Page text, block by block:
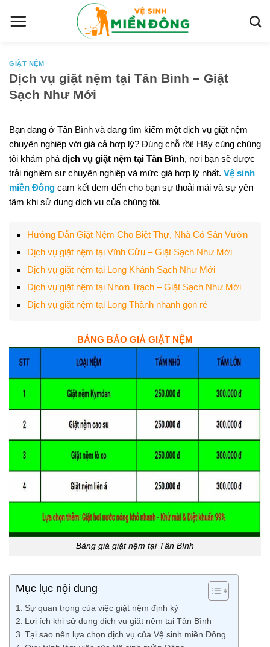
GIẶT NỆM
Dịch vụ giặt nệm tại Tân Bình – Giặt
Sạch Như Mới
Bạn đang ở Tân Bình và đang tìm kiếm một dịch vụ giặt nệm
chuyên nghiệp với giá cả hợp lý? Đúng chỗ rồi! Hãy cùng chúng
tôi khám phá dịch vụ giặt nệm tại Tân Bình, nơi bạn sẽ được
trải nghiệm sự chuyên nghiệp và mức giá hợp lý nhất. Vệ sinh
miền Đông cam kết đem đến cho bạn sự thoải mái và sự yên
tâm khi sử dụng dịch vụ của chúng tôi.
Hướng Dẫn Giặt Nệm Cho Biệt Thự, Nhà Có Sân Vườn
Dịch vụ giặt nệm tại Vĩnh Cửu – Giặt Sạch Như Mới
Dịch vụ giặt nệm tại Long Khánh Sạch Như Mới
Dịch vụ giặt nệm tại Nhơn Trạch – Giặt Sạch Như Mới
Dịch vụ giặt nệm tại Long Thành nhanh gọn rẻ
BẢNG BÁO GIÁ GIẶT NỆM
Bảng giá giặt nệm tại Tân Bình
Mục lục nội dung
Sự quan trọng của việc giặt nệm định kỳ
Lợi ích khi sử dụng dịch vụ giặt nệm tại Tân Bình
Tại sao nên lựa chọn dịch vụ của Vệ sinh miền Đông